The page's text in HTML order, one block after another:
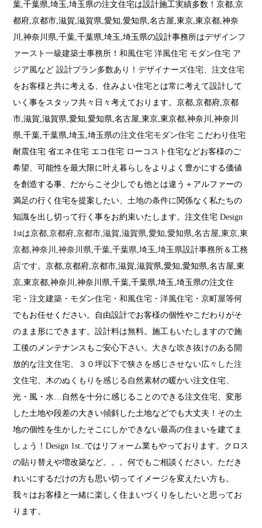
葉,千葉県,埼玉,埼玉県の注文住宅は設計施工実績多数！京都,京
都府,京都市,滋賀,滋賀県,愛知,愛知県,名古屋,東京,東京都,神奈
川,神奈川県,千葉,千葉県,埼玉,埼玉県の設計事務所はデザインフ
ァースト一級建築士事務所 ！和風住宅 洋風住宅 モダン住宅 ア
ジア風など 設計プラン多数あり！デザイナーズ住宅、注文住宅
をお客様と共に考える、住みよい住宅とは常に考えて設計して
いく事をスタッフ共々日々考えております。京都,京都府,京都
市,滋賀,滋賀県,愛知,愛知県,名古屋,東京,東京都,神奈川,神奈川
県,千葉,千葉県,埼玉,埼玉県の注文住宅モダン住宅 こだわり住宅
耐震住宅 省エネ住宅 エコ住宅 ローコスト住宅などお客様のご
希望、可能性を最大限に叶え暮らしをよりよく豊かにする価値
を創造する事、だからこそ少しでも他とは違う＋アルファーの
満足の行く住宅を提案したい、 土地の条件に関係なく私たちの
知識を出し切って行く事をお約束いたします。注文住宅 Design
1stは京都,京都府,京都市,滋賀,滋賀県,愛知,愛知県,名古屋,東京,東
京都,神奈川,神奈川県,千葉,千葉県,埼玉,埼玉県設計事務所＆工務
店です 。京都,京都府,京都市,滋賀,滋賀県,愛知,愛知県,名古屋,東
京,東京都,神奈川,神奈川県,千葉,千葉県,埼玉,埼玉県の注文住
宅・注文建築・モダン住宅・和風住宅・洋風住宅・京町屋等何
でもお任せください。自由設計でお客様の個性やこだわりがそ
のまま形にできます。設計料は無料。施工もいたしますので施
工後のメンテナンスもご安心下さい。 大きな吹き抜けのある開
放的な注文住宅
３０坪以下で狭さを感じさせない広々した注
文住宅
木のぬくもりを感じる自然素材の暖かい注文住宅、
光・風・水…自然を十分に感じることのできる注文住宅、変形
した土地や段差の大きい傾斜した土地などでも大丈夫！その土
地の個性を生かしたそこにしかできない最高の住まいを建てま
しょう！Design 1st ..では リフォーム業もやっております。クロス
の貼り替えや増改築など。。。何でもご相談ください。ただき
れいにするだけの方も思い切ってイメージを変えたい方も。
我々はお客様と一緒に楽しく住まいづくりをしたいと思ってお
ります。